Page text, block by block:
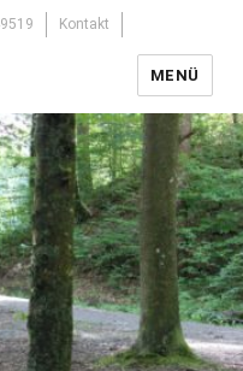
Kontakt
MENÜ